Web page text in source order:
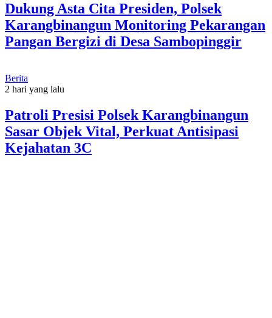
Dukung Asta Cita Presiden, Polsek
Karangbinangun Monitoring Pekarangan
Pangan Bergizi di Desa Sambopinggir
Berita
2 hari yang lalu
Patroli Presisi Polsek Karangbinangun
Sasar Objek Vital, Perkuat Antisipasi
Kejahatan 3C